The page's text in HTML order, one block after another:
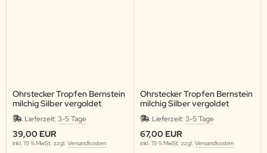
Ohrstecker Tropfen Bernstein
milchig Silber vergoldet
Lieferzeit: 3-5 Tage
39,00 EUR
inkl. 19 % MwSt. zzgl. Versandkosten
Ohrstecker Tropfen Bernstein
milchig Silber vergoldet
Lieferzeit: 3-5 Tage
67,00 EUR
inkl. 19 % MwSt. zzgl. Versandkosten